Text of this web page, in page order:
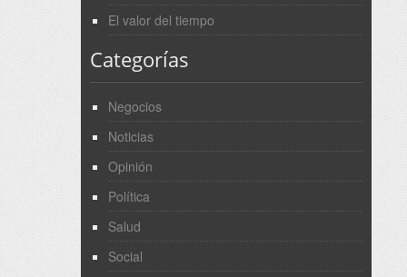
El valor del tiempo
Categorías
Negocios
Noticias
Opinión
Política
Salud
Social